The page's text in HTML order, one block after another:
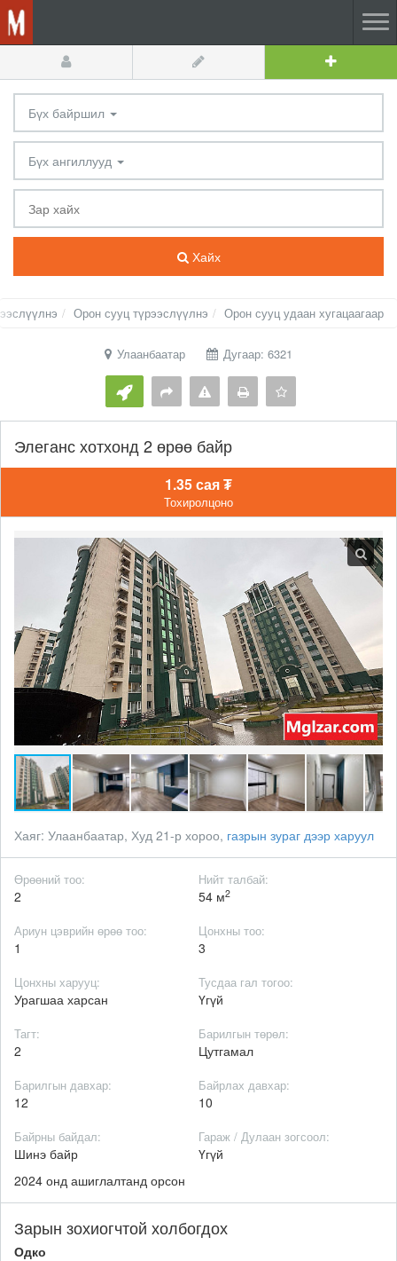
Бүх байршил
Бүх ангиллууд
Хайх
Орон сууц түрээслүүлнэ Орон сууц удаан хугацаагаар
Улаанбаатар Дугаар: 6321
Элеганс хотхонд 2 өрөө байр
1.35 сая ₮
Тохиролцоно
Хаяг: Улаанбаатар, Худ 21-р хороо, газрын зураг дээр харуул
Өрөөний тоо:
2
Нийт талбай:
54 м2
Ариун цэврийн өрөө тоо:
1
Цонхны тоо:
3
Цонхны харууц:
Урагшаа харсан
Тусдаа гал тогоо:
Үгүй
Тагт:
2
Барилгын төрөл:
Цутгамал
Барилгын давхар:
12
Байрлах давхар:
10
Байрны байдал:
Шинэ байр
Гараж / Дулаан зогсоол:
Үгүй
2024 онд ашиглалтанд орсон
Зарын зохиогчтой холбогдох
Одко